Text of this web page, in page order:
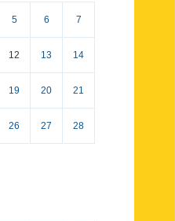
5 6 7
12 13 14
19 20 21
26 27 28